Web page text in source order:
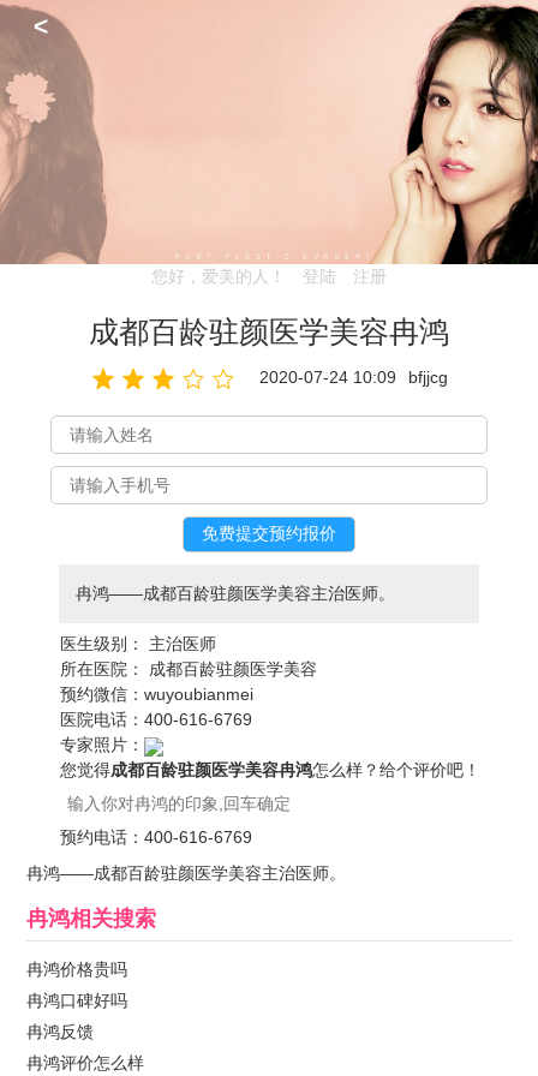
<
您好，爱美的人！ 登陆 注册
成都百龄驻颜医学美容冉鸿
2020-07-24 10:09 bfjjcg
冉鸿——成都百龄驻颜医学美容主治医师。
医生级别：
主治医师
所在医院：
成都百龄驻颜医学美容
预约微信：wuyoubianmei
医院电话：400-616-6769
专家照片：
您觉得成都百龄驻颜医学美容冉鸿怎么样？给个评价吧！
预约电话：400-616-6769
冉鸿——成都百龄驻颜医学美容主治医师。
冉鸿相关搜索
冉鸿价格贵吗
冉鸿口碑好吗
冉鸿反馈
冉鸿评价怎么样